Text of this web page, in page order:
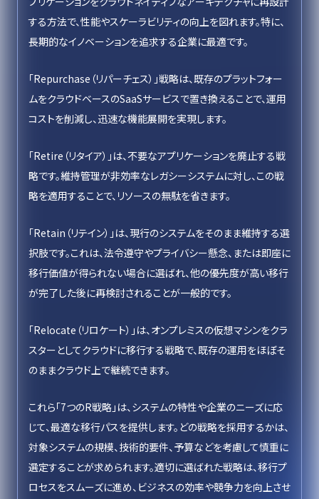
する方法で、性能やスケーラビリティの向上を図れます。特に、
長期的なイノベーションを追求する企業に最適です。
「Repurchase（リパーチェス）」戦略は、既存のプラットフォー
ムをクラウドベースのSaaSサービスで置き換えることで、運用
コストを削減し、迅速な機能展開を実現します。
「Retire（リタイア）」は、不要なアプリケーションを廃止する戦
略です。維持管理が非効率なレガシーシステムに対し、この戦
略を適用することで、リソースの無駄を省きます。
「Retain（リテイン）」は、現行のシステムをそのまま維持する選
択肢です。これは、法令遵守やプライバシー懸念、または即座に
移行価値が得られない場合に選ばれ、他の優先度が高い移行
が完了した後に再検討されることが一般的です。
「Relocate（リロケート）」は、オンプレミスの仮想マシンをクラ
スターとしてクラウドに移行する戦略で、既存の運用をほぼそ
のままクラウド上で継続できます。
これら「7つのR戦略」は、システムの特性や企業のニーズに応
じて、最適な移行パスを提供します。どの戦略を採用するかは、
対象システムの規模、技術的要件、予算などを考慮して慎重に
選定することが求められます。適切に選ばれた戦略は、移行プ
ロセスをスムーズに進め、ビジネスの効率や競争力を向上させ